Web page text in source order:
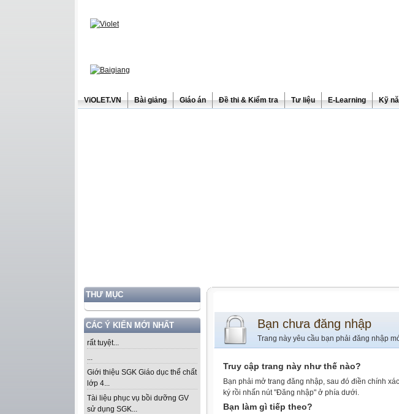
ViOLET.VN Bài giảng Giáo án Đề thi & Kiểm tra Tư liệu E-Learning Kỹ
THƯ MỤC
CÁC Ý KIẾN MỚI NHẤT
rất tuyệt...
...
Giới thiệu SGK Giáo dục thể chất
lớp 4...
Tài liệu phục vụ bồi dưỡng GV
sử dụng SGK...
Bạn chưa đăng nhập
Trang này yêu cầu bạn phải đăng nhập
Truy cập trang này như thế nào?
Bạn phải mở trang đăng nhập, sau đó điền chính
ký rồi nhấn nút "Đăng nhập" ở phía dưới.
Bạn làm gì tiếp theo?